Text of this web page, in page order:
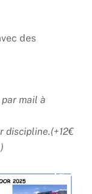
des
mail à
discipline.(+12€